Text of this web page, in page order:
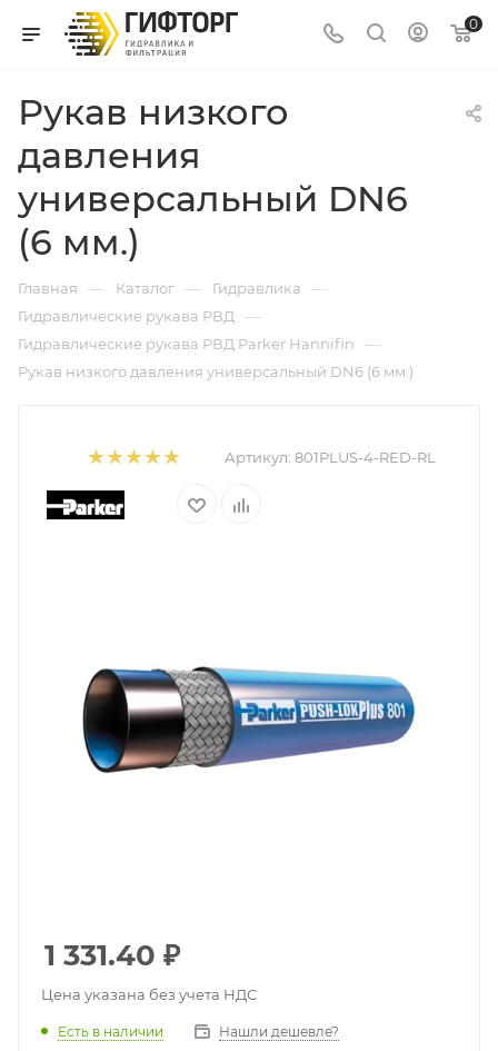
0
Рукав низкого
давления
универсальный DN6
(6 мм.)
Главная — Каталог — Гидравлика —
Гидравлические рукава РВД —
Гидравлические рукава РВД Parker Hannifin —
Рукав низкого давления универсальный DN6 (6 мм.)
Артикул: 801PLUS-4-RED-RL
1 331.40 ₽
Цена указана без учета НДС
Есть в наличии Нашли дешевле?